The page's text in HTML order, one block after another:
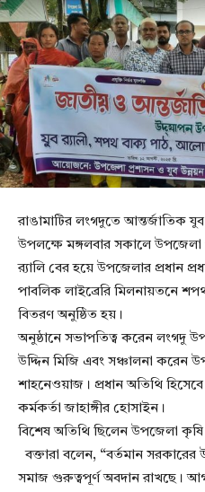
রাঙামাটির লংগদুতে আন্তর্জাতিক
উপলক্ষে মঙ্গলবার সকালে উপজেলা
র‌্যালি বের হয়ে উপজেলার প্রধান
পাবলিক লাইব্রেরি মিলনায়তনে
বিতরণ অনুষ্ঠিত হয়।
অনুষ্ঠানে সভাপতিত্ব করেন লংগদু
উদ্দিন মিজি এবং সঞ্চালনা করেন
শাহনেওয়াজ। প্রধান অতিথি
কর্মকর্তা জাহাঙ্গীর হোসাইন।
বিশেষ অতিথি ছিলেন উপজেলা কৃষি
বক্তারা বলেন, “বর্তমান
সমাজ গুরুত্বপূর্ণ অবদান রাখছে।